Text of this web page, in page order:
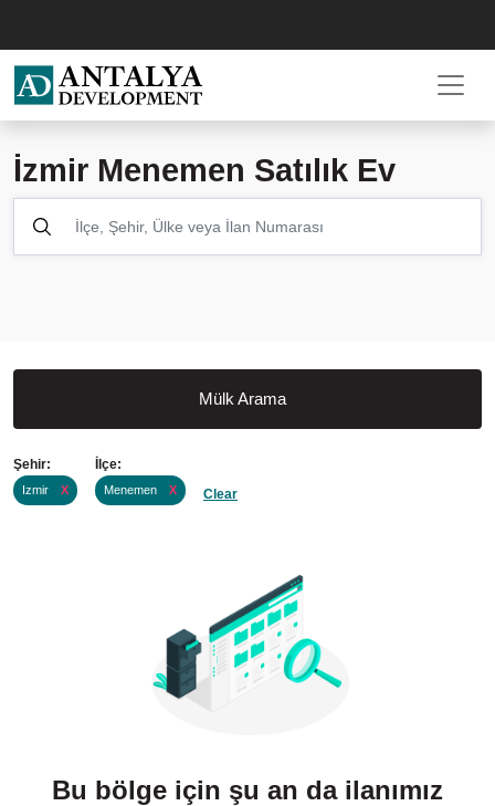
İzmir Menemen Satılık Ev
Mülk Arama
Şehir:
Izmir X
İlçe:
Menemen X Clear
Bu bölge için şu an da ilanımız